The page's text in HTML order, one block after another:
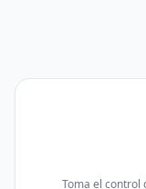
Toma el control